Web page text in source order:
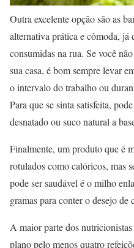
Outra excelente opção são as
alternativa prática e cômoda, já
consumidas na rua. Se você
sua casa, é bom sempre levar
o intervalo do trabalho ou
Para que se sinta satisfeita,
desnatado ou suco natural a
Finalmente, um produto que é
rotulados como calóricos, mas
pode ser saudável é o milho
gramas para conter o desejo de
A maior parte dos
plano pelo menos quatro